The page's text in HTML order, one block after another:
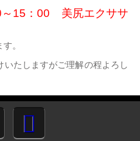
～15：00 美尻エクササ
。
たしますがご理解の程よろし